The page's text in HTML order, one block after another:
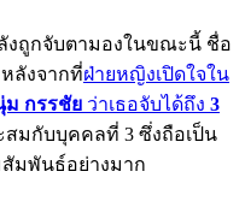
งถูกจับตามองในขณะนี้ ชื่อ
ลังจากที่ฝ่ายหญิงเปิดใจใน
ม กรรชัย ว่าเธอจับได้ถึง 3
สมกับบุคคลที่ 3 ซึ่งถือเป็น
มพันธ์อย่างมาก